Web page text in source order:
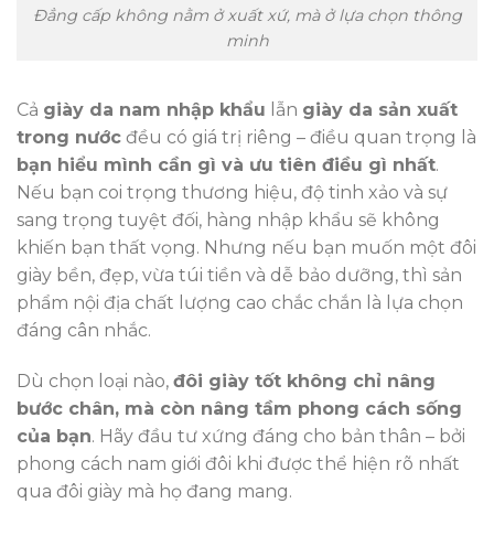
Đẳng cấp không nằm ở xuất xứ, mà ở lựa chọn thông
minh
Cả giày da nam nhập khẩu lẫn giày da sản xuất
trong nước đều có giá trị riêng – điều quan trọng là
bạn hiểu mình cần gì và ưu tiên điều gì nhất.
Nếu bạn coi trọng thương hiệu, độ tinh xảo và sự
sang trọng tuyệt đối, hàng nhập khẩu sẽ không
khiến bạn thất vọng. Nhưng nếu bạn muốn một đôi
giày bền, đẹp, vừa túi tiền và dễ bảo dưỡng, thì sản
phẩm nội địa chất lượng cao chắc chắn là lựa chọn
đáng cân nhắc.
Dù chọn loại nào, đôi giày tốt không chỉ nâng
bước chân, mà còn nâng tầm phong cách sống
của bạn. Hãy đầu tư xứng đáng cho bản thân – bởi
phong cách nam giới đôi khi được thể hiện rõ nhất
qua đôi giày mà họ đang mang.